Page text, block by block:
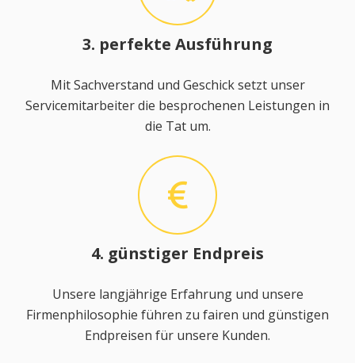
3. perfekte Ausführung
Mit Sachverstand und Geschick setzt unser
Servicemitarbeiter die besprochenen Leistungen in
die Tat um.
4. günstiger Endpreis
Unsere langjährige Erfahrung und unsere
Firmenphilosophie führen zu fairen und günstigen
Endpreisen für unsere Kunden.